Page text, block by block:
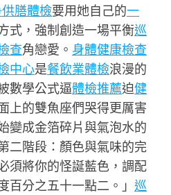
供膳體檢要用她自己的一
式，強制創造一場平衡巡
查角戀愛。 身體健康檢查
中心是餐飲業體檢浪漫的
數學公式逼體檢推薦迫健
上的雙魚座們哭得更厲害
變成金箔碎片與氣泡水的
第二階段：顏色與氣味的完
須將你的怪誕藍色，調配
百分之五十一點二。」 巡